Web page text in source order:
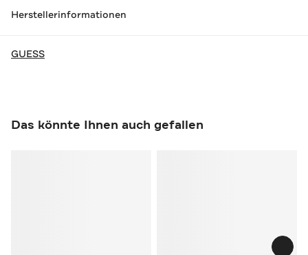
Herstellerinformationen
GUESS
Das könnte Ihnen auch gefallen